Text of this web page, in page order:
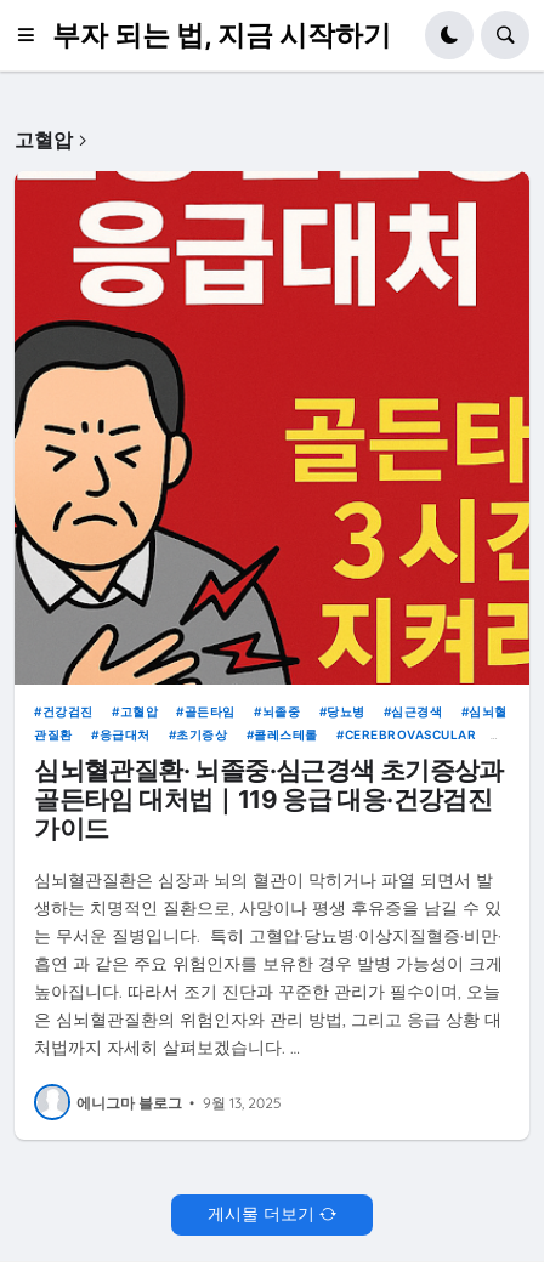
부자 되는 법, 지금 시작하기
고혈압
건강검진 고혈압 골든타임 뇌졸중 당뇨병 심근경색
심뇌혈
관질환
응급대처 초기증상 콜레스테롤
CEREBROVASCULAR
CHECKUP
HEART ATTACK STROKE SYMPTOMS
심뇌혈관질환· 뇌졸중·심근경색 초기증상과
골든타임 대처법｜119 응급 대응·건강검진
가이드
심뇌혈관질환은 심장과 뇌의 혈관이 막히거나 파열 되면서 발
생하는 치명적인 질환으로, 사망이나 평생 후유증을 남길 수 있
는 무서운 질병입니다. 특히 고혈압·당뇨병·이상지질혈증·비만·
흡연 과 같은 주요 위험인자를 보유한 경우 발병 가능성이 크게
높아집니다. 따라서 조기 진단과 꾸준한 관리가 필수이며, 오늘
은 심뇌혈관질환의 위험인자와 관리 방법, 그리고 응급 상황 대
처법까지 자세히 살펴보겠습니다. …
에니그마 블로그 • 9월 13, 2025
게시물 더보기